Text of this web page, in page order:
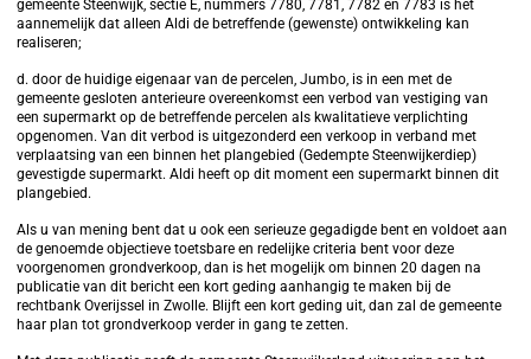
gemeente Steenwijk, sectie E, nummers 7780, 7781, 7782 en 7783 is het
aannemelijk dat alleen Aldi de betreffende (gewenste) ontwikkeling kan
realiseren;
d. door de huidige eigenaar van de percelen, Jumbo, is in een met de
gemeente gesloten anterieure overeenkomst een verbod van vestiging van
een supermarkt op de betreffende percelen als kwalitatieve verplichting
opgenomen. Van dit verbod is uitgezonderd een verkoop in verband met
verplaatsing van een binnen het plangebied (Gedempte Steenwijkerdiep)
gevestigde supermarkt. Aldi heeft op dit moment een supermarkt binnen dit
plangebied.
Als u van mening bent dat u ook een serieuze gegadigde bent en voldoet aan
de genoemde objectieve toetsbare en redelijke criteria bent voor deze
voorgenomen grondverkoop, dan is het mogelijk om binnen 20 dagen na
publicatie van dit bericht een kort geding aanhangig te maken bij de
rechtbank Overijssel in Zwolle. Blijft een kort geding uit, dan zal de gemeente
haar plan tot grondverkoop verder in gang te zetten.